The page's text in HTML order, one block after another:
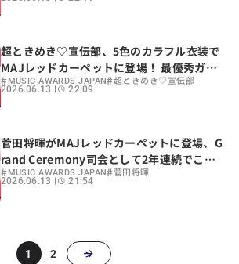
超ときめき♡宣伝部、5色のカラフル衣装で
MAJレッドカーペットに登場！ 最優秀ガー
ルズアイドルカルチャーアーティスト賞にノ
#MUSIC AWARDS JAPAN#超ときめき♡宣伝部
2026.06.13 22:09
菅田将暉がMAJレッドカーペットに登場、G
rand Ceremony司会として2年連続でこの
舞台へ
# MUSIC AWARDS JAPAN#菅田将暉
2026.06.13 21:54
1 2 >